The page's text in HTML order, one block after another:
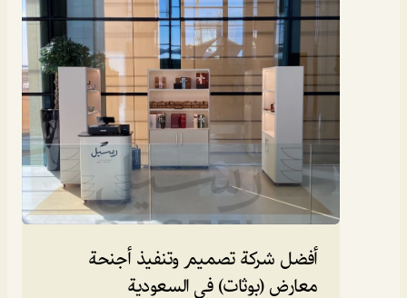
معارض (بوثات) في السعودية